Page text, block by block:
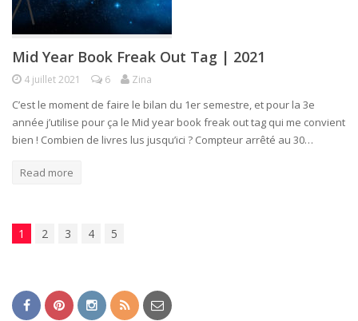
Mid Year Book Freak Out Tag | 2021
4 juillet 2021 6 Zina
C’est le moment de faire le bilan du 1er semestre, et pour la 3e
année j’utilise pour ça le Mid year book freak out tag qui me convient
bien ! Combien de livres lus jusqu’ici ? Compteur arrêté au 30…
Read more
1 2 3 4 5